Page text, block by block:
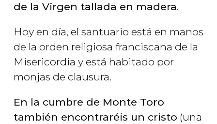
de la Virgen tallada en madera.
Hoy en día, el santuario está en manos
de la orden religiosa franciscana de la
Misericordia y está habitado por
monjas de clausura.
En la cumbre de Monte Toro
también encontraréis un cristo (una